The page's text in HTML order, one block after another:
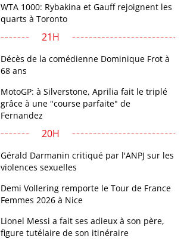
WTA 1000: Rybakina et Gauff rejoignent les
quarts à Toronto
21H
Décès de la comédienne Dominique Frot à
68 ans
MotoGP: à Silverstone, Aprilia fait le triplé
grâce à une "course parfaite" de
Fernandez
20H
Gérald Darmanin critiqué par l'ANPJ sur les
violences sexuelles
Demi Vollering remporte le Tour de France
Femmes 2026 à Nice
Lionel Messi a fait ses adieux à son père,
figure tutélaire de son itinéraire